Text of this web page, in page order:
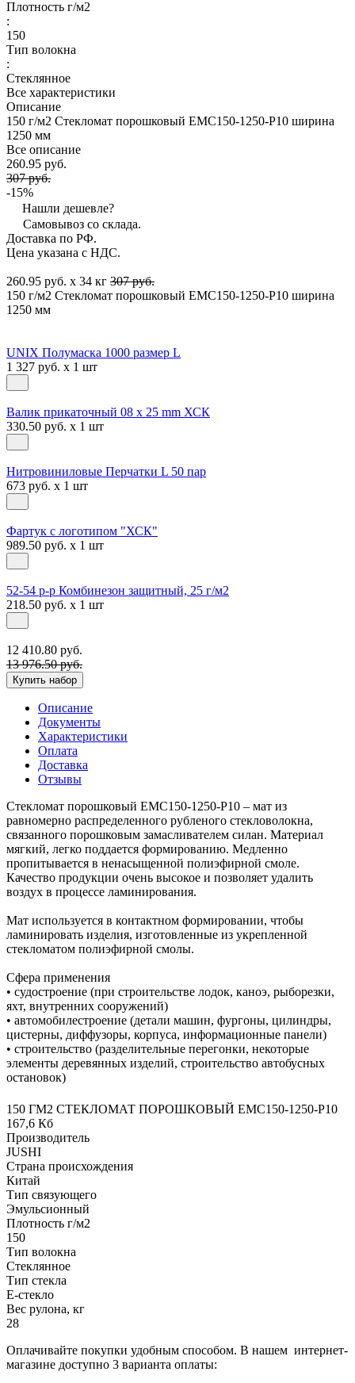
Плотность г/м2
:
150
Тип волокна
:
Стеклянное
Все характеристики
Описание
150 г/м2 Стекломат порошковый EMC150-1250-P10 ширина
1250 мм
Все описание
260.95 руб.
307 руб.
-15%
Нашли дешевле?
Самовывоз со склада.
Доставка по РФ.
Цена указана с НДС.
260.95 руб. x 34 кг 307 руб.
150 г/м2 Стекломат порошковый EMC150-1250-P10 ширина
1250 мм
UNIX Полумаска 1000 размер L
1 327 руб. x 1 шт
Валик прикаточный 08 х 25 mm ХСК
330.50 руб. x 1 шт
Нитровиниловые Перчатки L 50 пар
673 руб. x 1 шт
Фартук с логотипом "ХСК"
989.50 руб. x 1 шт
52-54 р-р Комбинезон защитный, 25 г/м2
218.50 руб. x 1 шт
12 410.80 руб.
13 976.50 руб.
Купить набор
Описание
Документы
Характеристики
Оплата
Доставка
Отзывы
Стекломат порошковый EMC150-1250-P10 – мат из
равномерно распределенного рубленого стекловолокна,
связанного порошковым замасливателем силан. Материал
мягкий, легко поддается формированию. Медленно
пропитывается в ненасыщенной полиэфирной смоле.
Качество продукции очень высокое и позволяет удалить
воздух в процессе ламинирования.
Мат используется в контактном формировании, чтобы
ламинировать изделия, изготовленные из укрепленной
стекломатом полиэфирной смолы.
Сфера применения
• судостроение (при строительстве лодок, каноэ, рыборезки,
яхт, внутренних сооружений)
• автомобилестроение (детали машин, фургоны, цилиндры,
цистерны, диффузоры, корпуса, информационные панели)
• строительство (разделительные перегонки, некоторые
элементы деревянных изделий, строительство автобусных
остановок)
150 ГМ2 СТЕКЛОМАТ ПОРОШКОВЫЙ EMC150-1250-P10
167,6 Кб
Производитель
JUSHI
Страна происхождения
Китай
Тип связующего
Эмульсионный
Плотность г/м2
150
Тип волокна
Стеклянное
Тип стекла
Е-стекло
Вес рулона, кг
28
Оплачивайте покупки удобным способом. В нашем интернет-
магазине доступно 3 варианта оплаты: